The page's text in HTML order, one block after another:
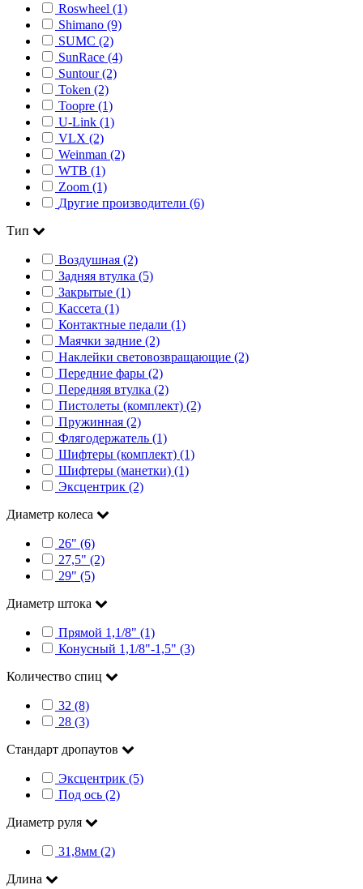
Roswheel (1)
Shimano (9)
SUMC (2)
SunRace (4)
Suntour (2)
Token (2)
Toopre (1)
U-Link (1)
VLX (2)
Weinman (2)
WTB (1)
Zoom (1)
Другие производители (6)
Тип
Воздушная (2)
Задняя втулка (5)
Закрытые (1)
Кассета (1)
Контактные педали (1)
Маячки задние (2)
Наклейки световозвращающие (2)
Передние фары (2)
Передняя втулка (2)
Пистолеты (комплект) (2)
Пружинная (2)
Флягодержатель (1)
Шифтеры (комплект) (1)
Шифтеры (манетки) (1)
Эксцентрик (2)
Диаметр колеса
26" (6)
27,5" (2)
29" (5)
Диаметр штока
Прямой 1,1/8" (1)
Конусный 1,1/8"-1,5" (3)
Количество спиц
32 (8)
28 (3)
Стандарт дропаутов
Эксцентрик (5)
Под ось (2)
Диаметр руля
31,8мм (2)
Длина